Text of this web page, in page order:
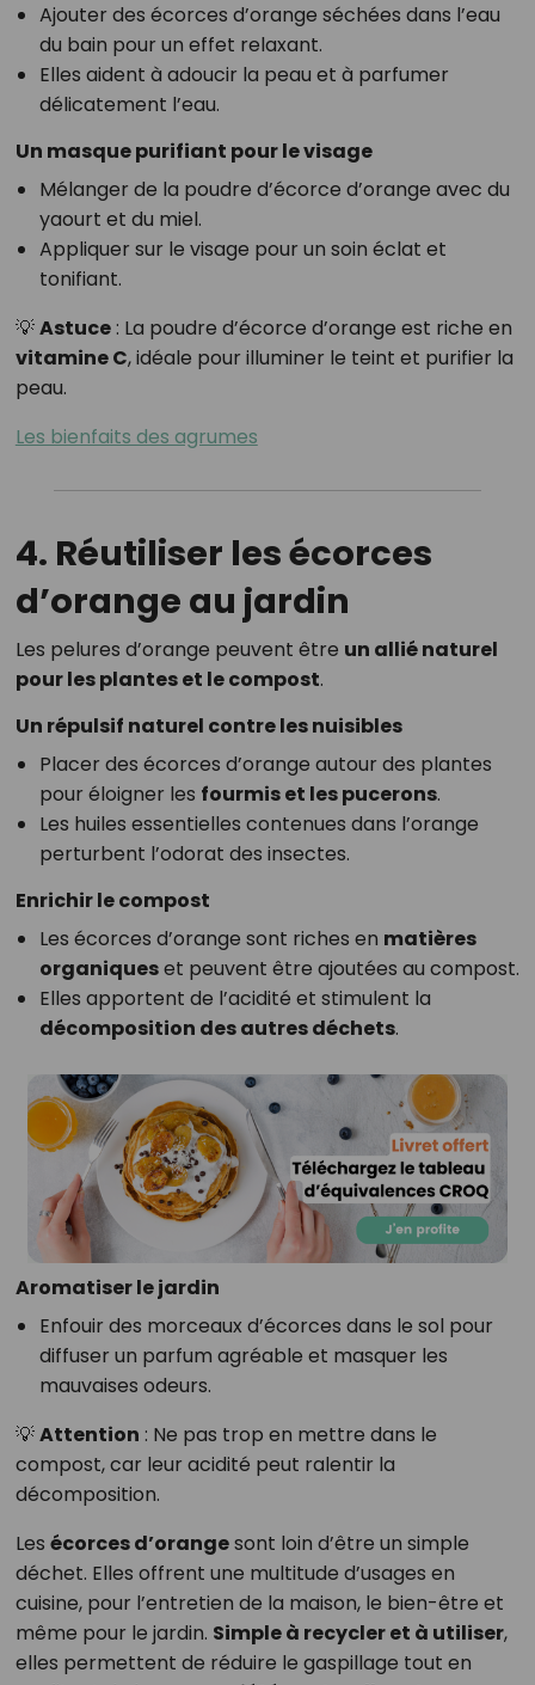
Ajouter des écorces d’orange séchées dans l’eau
du bain pour un effet relaxant.
Elles aident à adoucir la peau et à parfumer
délicatement l’eau.
Un masque purifiant pour le visage
Mélanger de la poudre d’écorce d’orange avec du
yaourt et du miel.
Appliquer sur le visage pour un soin éclat et
tonifiant.
💡Astuce: La poudre d’écorce d’orange est riche en
vitamine C, idéale pour illuminer le teint et purifier la
peau.
Les bienfaits des agrumes
4. Réutiliser les écorces
d’orange au jardin
Les pelures d’orange peuvent être un allié naturel
pour les plantes et le compost.
Un répulsif naturel contre les nuisibles
Placer des écorces d’orange autour des plantes
pour éloigner les fourmis et les pucerons.
Les huiles essentielles contenues dans l’orange
perturbent l’odorat des insectes.
Enrichir le compost
Les écorces d’orange sont riches en matières
organiqueset peuvent être ajoutées au compost.
Elles apportent de l’acidité et stimulent la
décomposition des autres déchets.
Aromatiser le jardin
Enfouir des morceaux d’écorces dans le sol pour
diffuser un parfum agréable et masquer les
mauvaises odeurs.
💡Attention : Ne pas trop en mettre dans le
compost, car leur acidité peut ralentir la
décomposition.
Les écorces d’orangesont loin d’être un simple
déchet. Elles offrent une multitude d’usages en
cuisine, pour l’entretien de la maison, le bien-être et
même pour le jardin. Simple à recycler et à utiliser,
elles permettent de réduire le gaspillage tout en